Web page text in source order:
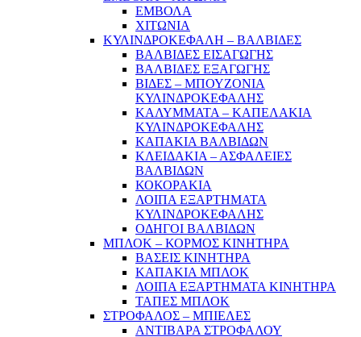
ΕΜΒΟΛΑ
ΧΙΤΩΝΙΑ
ΚΥΛΙΝΔΡΟΚΕΦΑΛΗ – ΒΑΛΒΙΔΕΣ
ΒΑΛΒΙΔΕΣ ΕΙΣΑΓΩΓΗΣ
ΒΑΛΒΙΔΕΣ ΕΞΑΓΩΓΗΣ
ΒΙΔΕΣ – ΜΠΟΥΖΟΝΙΑ
ΚΥΛΙΝΔΡΟΚΕΦΑΛΗΣ
ΚΑΛΥΜΜΑΤΑ – ΚΑΠΕΛΑΚΙΑ
ΚΥΛΙΝΔΡΟΚΕΦΑΛΗΣ
ΚΑΠΑΚΙΑ ΒΑΛΒΙΔΩΝ
ΚΛΕΙΔΑΚΙΑ – ΑΣΦΑΛΕΙΕΣ
ΒΑΛΒΙΔΩΝ
ΚΟΚΟΡΑΚΙΑ
ΛΟΙΠΑ ΕΞΑΡΤΗΜΑΤΑ
ΚΥΛΙΝΔΡΟΚΕΦΑΛΗΣ
ΟΔΗΓΟΙ ΒΑΛΒΙΔΩΝ
ΜΠΛΟΚ – ΚΟΡΜΟΣ ΚΙΝΗΤΗΡΑ
ΒΑΣΕΙΣ ΚΙΝΗΤΗΡΑ
ΚΑΠΑΚΙΑ ΜΠΛΟΚ
ΛΟΙΠΑ ΕΞΑΡΤΗΜΑΤΑ ΚΙΝΗΤΗΡΑ
ΤΑΠΕΣ ΜΠΛΟΚ
ΣΤΡΟΦΑΛΟΣ – ΜΠΙΕΛΕΣ
ΑΝΤΙΒΑΡΑ ΣΤΡΟΦΑΛΟΥ